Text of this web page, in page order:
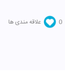
0 علاقه مندی ها